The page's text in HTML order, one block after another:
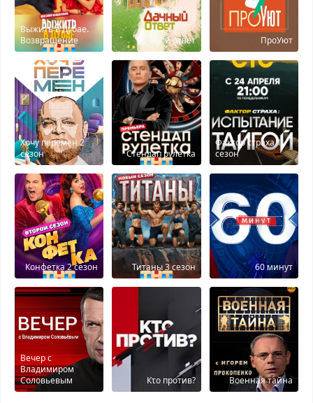
Выжить в Дубае.
Возвращение
Дачный ответ ПроУют
Хочу перемен 2
сезон
Стендап рулетка
Фактор страха 1
сезон
Конфетка 2 сезон Титаны 3 сезон 60 минут
Вечер с
Владимиром
Соловьевым
Кτо против? Военная тайна